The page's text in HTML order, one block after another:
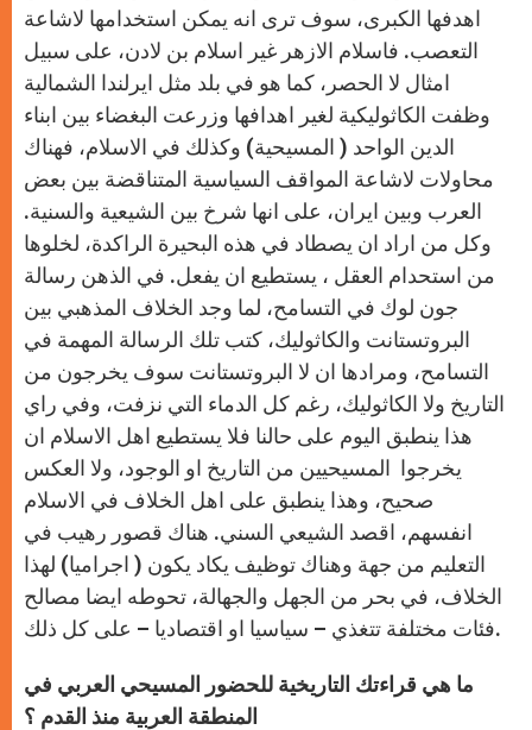
اهدفها الكبرى، سوف ترى انه يمكن استخدامها لاشاعة
التعصب. فاسلام الازهر غير اسلام بن لادن، على سبيل
امثال لا الحصر، كما هو في بلد مثل ايرلندا الشمالية
وظفت الكاثوليكية لغير اهدافها وزرعت البغضاء بين ابناء
الدين الواحد ( المسيحية) وكذلك في الاسلام، فهناك
محاولات لاشاعة المواقف السياسية المتناقضة بين بعض
العرب وبين ايران، على انها شرخ بين الشيعية والسنية.
وكل من اراد ان يصطاد في هذه البحيرة الراكدة، لخلوها
من استحدام العقل ، يستطيع ان يفعل. في الذهن رسالة
جون لوك في التسامح، لما وجد الخلاف المذهبي بين
البروتستانت والكاثوليك، كتب تلك الرسالة المهمة في
التسامح، ومرادها ان لا البروتستانت سوف يخرجون من
التاريخ ولا الكاثوليك، رغم كل الدماء التي نزفت، وفي راي
هذا ينطبق اليوم على حالنا فلا يستطيع اهل الاسلام ان
يخرجوا المسيحيين من التاريخ او الوجود، ولا العكس
صحيح، وهذا ينطبق على اهل الخلاف في الاسلام
انفسهم، اقصد الشيعي السني. هناك قصور رهيب في
التعليم من جهة وهناك توظيف يكاد يكون ( اجراميا) لهذا
الخلاف، في بحر من الجهل والجهالة، تحوطه ايضا مصالح
فئات مختلفة تتغذي – سياسيا او اقتصاديا – على كل ذلك.
ما هي قراءتك التاريخية للحضور المسيحي العربي في
المنطقة العربية منذ القدم ؟